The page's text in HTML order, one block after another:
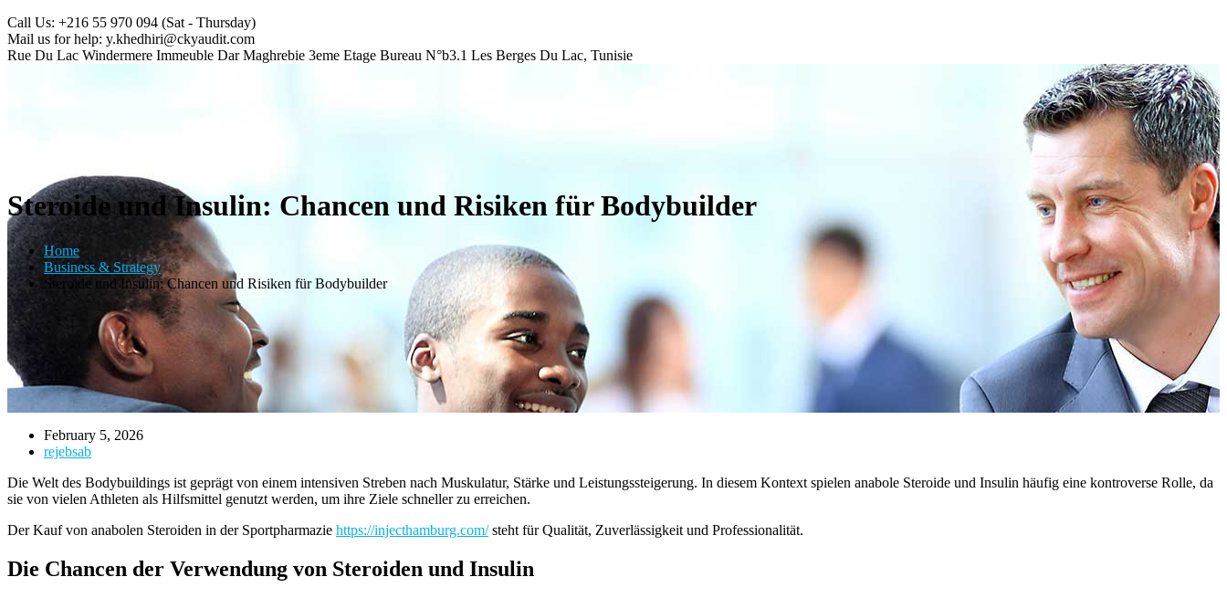
Call Us: +216 55 970 094 (Sat - Thursday)
Mail us for help: y.khedhiri@ckyaudit.com
Rue Du Lac Windermere Immeuble Dar Maghrebie 3eme Etage Bureau N°b3.1 Les Berges Du Lac, Tunisie
Steroide und Insulin: Chancen und Risiken für Bodybuilder
Home
Business & Strategy
Steroide und Insulin: Chancen und Risiken für Bodybuilder
February 5, 2026
rejebsab
Die Welt des Bodybuildings ist geprägt von einem intensiven Streben nach Muskulatur, Stärke und Leistungssteigerung. In diesem Kontext spielen anabole Steroide und Insulin häufig eine kontroverse Rolle, da
sie von vielen Athleten als Hilfsmittel genutzt werden, um ihre Ziele schneller zu erreichen.
Der Kauf von anabolen Steroiden in der Sportpharmazie https://injecthamburg.com/steht für Qualität, Zuverlässigkeit und Professionalität.
Die Chancen der Verwendung von Steroiden und Insulin